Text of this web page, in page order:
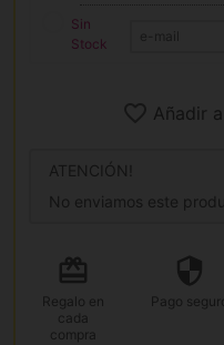
Sin
Stock
Añadir
ATENCIÓN!
No enviamos este
Regalo en
cada
compra
Pago